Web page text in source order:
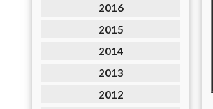
2016
2015
2014
2013
2012